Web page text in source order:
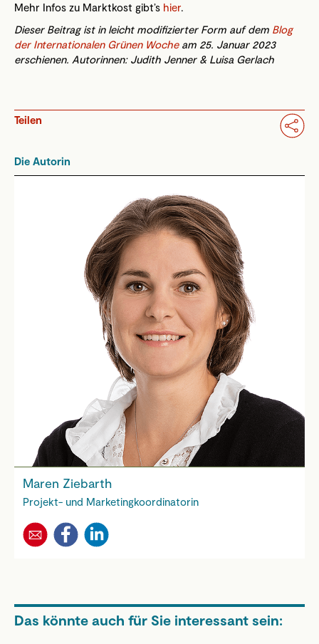
Mehr Infos zu Marktkost gibt’s hier.
Dieser Beitrag ist in leicht modifizierter Form auf dem Blog
der Internationalen Grünen Wocheam 25. Januar 2023
erschienen. Autorinnen: Judith Jenner & Luisa Gerlach
Teilen
Die Autorin
Maren Ziebarth
Projekt- und Marketingkoordinatorin
Das könnte auch für Sie interessant sein: